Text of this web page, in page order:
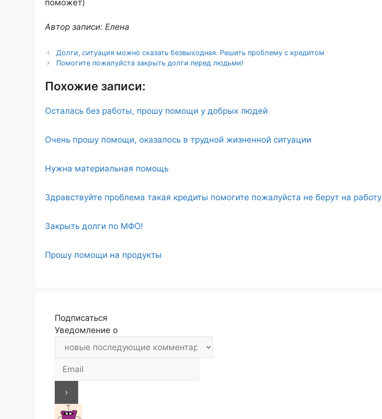
поможет)
Автор записи: Елена
Долги, ситуация можно сказать безвыходная. Решить проблему с кредитом
Помогите пожалуйста закрыть долги перед людьми!
Похожие записи:
Осталась без работы, прошу помощи у добрых людей
Очень прошу помощи, оказалось в трудной жизненной ситуации
Нужна материальная помощь
Здравствуйте проблема такая кредиты помогите пожалуйста не берут на работу
Закрыть долги по МФО!
Прошу помощи на продукты
Подписаться
Уведомление о